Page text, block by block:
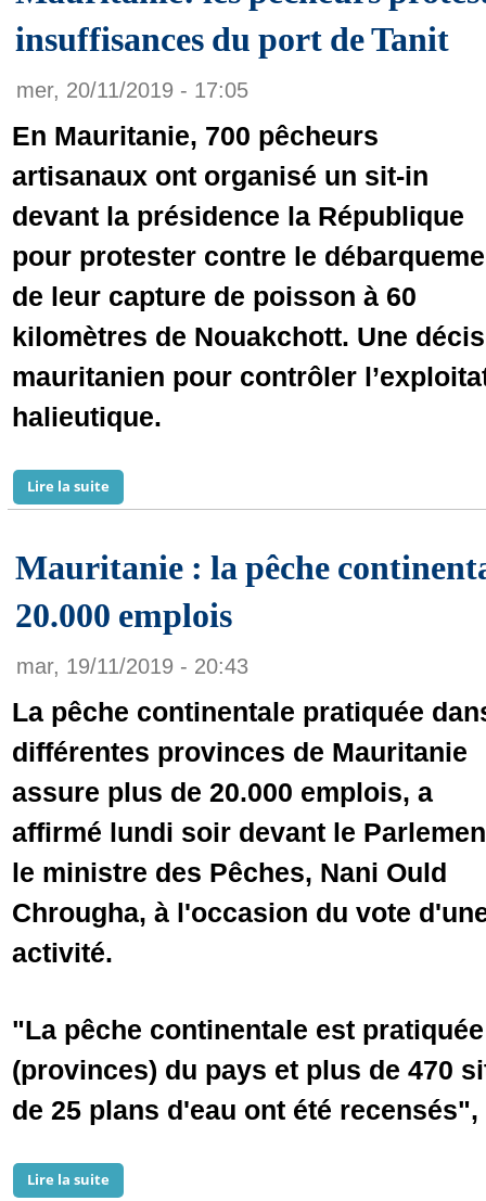
insuffisances du port de Tanit
mer, 20/11/2019 - 17:05
En Mauritanie, 700 pêcheurs
artisanaux ont organisé un sit-in
devant la présidence la République
pour protester contre le
de leur capture de poisson à 60
kilomètres de Nouakchott. Une
mauritanien pour contrôler
halieutique.
Lire la suite
Mauritanie : la pêche
20.000 emplois
mar, 19/11/2019 - 20:43
La pêche continentale pratiquée
différentes provinces de Mauritanie
assure plus de 20.000 emplois, a
affirmé lundi soir devant le
le ministre des Pêches, Nani Ould
Chrougha, à l'occasion du vote
activité.
"La pêche continentale est
(provinces) du pays et plus de 470
de 25 plans d'eau ont été
Lire la suite